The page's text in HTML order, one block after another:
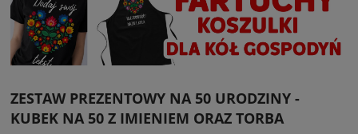
ZESTAW PREZENTOWY NA 50 URODZINY -
KUBEK NA 50 Z IMIENIEM ORAZ TORBA